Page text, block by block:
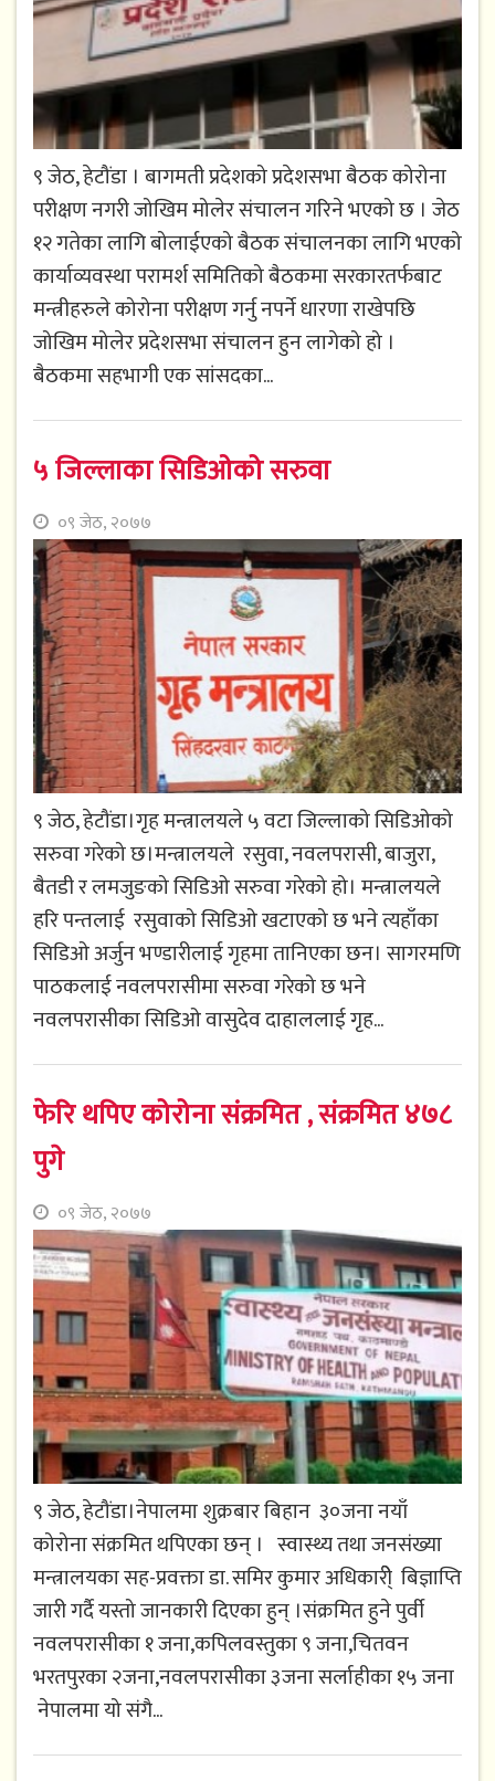
९ जेठ, हेटौंडा । बागमती प्रदेशको प्रदेशसभा बैठक कोरोना
परीक्षण नगरी जोखिम मोलेर संचालन गरिने भएको छ । जेठ
१२ गतेका लागि बोलाईएको बैठक संचालनका लागि भएको
कार्याव्यवस्था परामर्श समितिको बैठकमा सरकारतर्फबाट
मन्त्रीहरुले कोरोना परीक्षण गर्नु नपर्ने धारणा राखेपछि
जोखिम मोलेर प्रदेशसभा संचालन हुन लागेको हो ।
बैठकमा सहभागी एक सांसदका...
५ जिल्लाका सिडिओको सरुवा
०९ जेठ, २०७७
९ जेठ, हेटौंडा।गृह मन्त्रालयले ५ वटा जिल्लाको सिडिओको
सरुवा गरेको छ।मन्त्रालयले रसुवा, नवलपरासी, बाजुरा,
बैतडी र लमजुङको सिडिओ सरुवा गरेको हो। मन्त्रालयले
हरि पन्तलाई रसुवाको सिडिओ खटाएको छ भने त्यहाँका
सिडिओ अर्जुन भण्डारीलाई गृहमा तानिएका छन। सागरमणि
पाठकलाई नवलपरासीमा सरुवा गरेको छ भने
नवलपरासीका सिडिओ वासुदेव दाहाललाई गृह...
फेरि थपिए कोरोना संक्रमित , संक्रमित ४७८
पुगे
०९ जेठ, २०७७
९ जेठ, हेटौंडा।नेपालमा शुक्रबार बिहान ३०जना नयाँ
कोरोना संक्रमित थपिएका छन् । स्वास्थ्य तथा जनसंख्या
मन्त्रालयका सह-प्रवक्ता डा. समिर कुमार अधिकारी्े बिज्ञाप्ति
जारी गर्दै यस्तो जानकारी दिएका हुन् ।संक्रमित हुने पुर्वी
नवलपरासीका १ जना,कपिलवस्तुका ९ जना,चितवन
भरतपुरका २जना,नवलपरासीका ३जना सर्लाहीका १५ जना
नेपालमा यो संगै...